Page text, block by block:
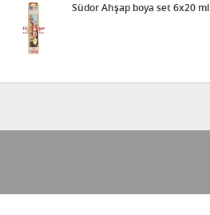
Südor Ahşap boya set 6x20 ml